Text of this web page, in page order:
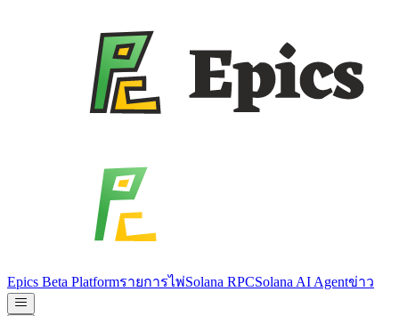
Epics Beta Platformรายการไพ่Solana RPCSolana AI Agentข่าว